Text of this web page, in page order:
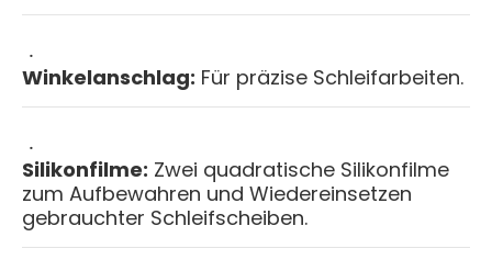
Winkelanschlag: Für präzise Schleifarbeiten.
Silikonfilme: Zwei quadratische Silikonfilme
zum Aufbewahren und Wiedereinsetzen
gebrauchter Schleifscheiben.